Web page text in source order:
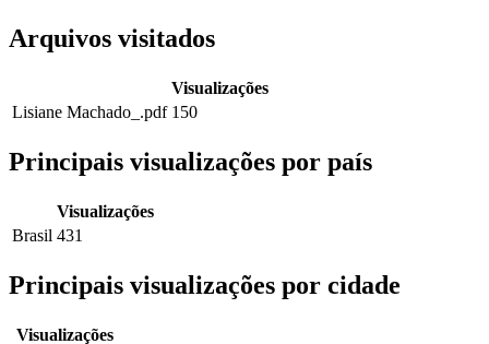
Arquivos visitados
Visualizações
Lisiane Machado_.pdf 150
Principais visualizações por país
Visualizações
Brasil 431
Principais visualizações por cidade
Visualizações